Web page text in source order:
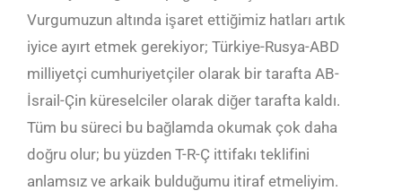
Vurgumuzun altında işaret ettiğimiz hatları artık
iyice ayırt etmek gerekiyor; Türkiye-Rusya-ABD
milliyetçi cumhuriyetçiler olarak bir tarafta AB-
İsrail-Çin küreselciler olarak diğer tarafta kaldı.
Tüm bu süreci bu bağlamda okumak çok daha
doğru olur; bu yüzden T-R-Ç ittifakı teklifini
anlamsız ve arkaik bulduğumu itiraf etmeliyim.